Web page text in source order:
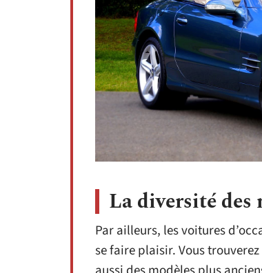
La diversité des
Par ailleurs, les voitures
se faire plaisir. Vous